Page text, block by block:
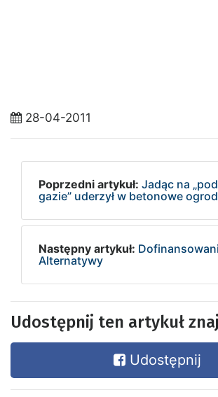
28-04-2011
Poprzedni artykuł: Jadąc na
gazie” uderzył w betonowe
Następny artykuł:
Alternatywy
Udostępnij ten artykuł
Udostępnij